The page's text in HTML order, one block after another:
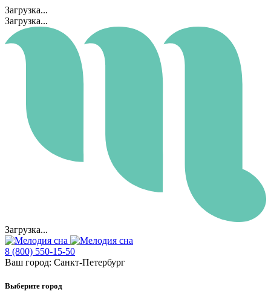
Загрузка...
Загрузка...
Загрузка...
8 (800) 550-15-50
Ваш город: Санкт-Петербург
Выберите город